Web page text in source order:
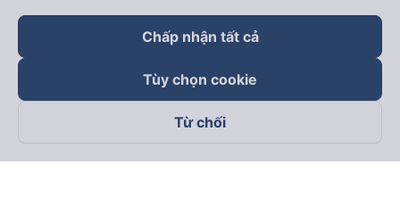
Theo dõi chúng tôi trên
Chấp nhận tất cả
Tùy chọn cookie
Từ chối